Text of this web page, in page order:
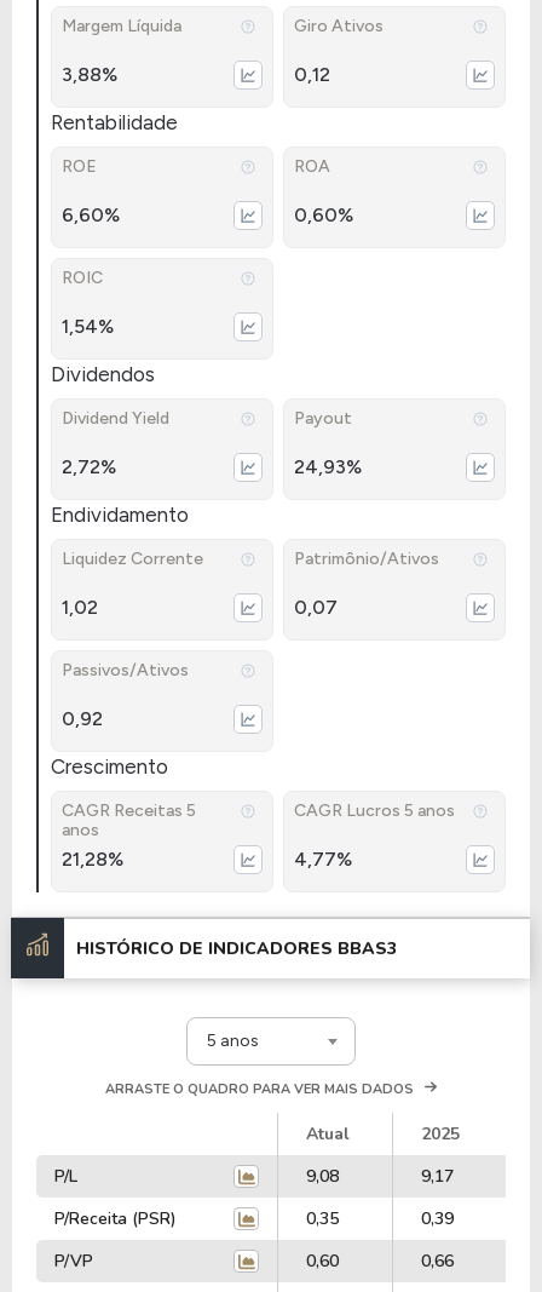
Margem Líquida
3,88%
Giro Ativos
0,12
Rentabilidade
ROE
6,60%
ROA
0,60%
ROIC
1,54%
Dividendos
Dividend Yield
2,72%
Payout
24,93%
Endividamento
Liquidez Corrente
1,02
Patrimônio/Ativos
0,07
Passivos/Ativos
0,92
Crescimento
CAGR Receitas 5
anos
21,28%
CAGR Lucros 5 anos
4,77%
HISTÓRICO DE INDICADORES BBAS3
5 anos
ARRASTE O QUADRO PARA VER MAIS DADOS
Atual 2025
P/L
9,08 9,17
P/Receita (PSR)
0,35 0,39
P/VP
0,60 0,66